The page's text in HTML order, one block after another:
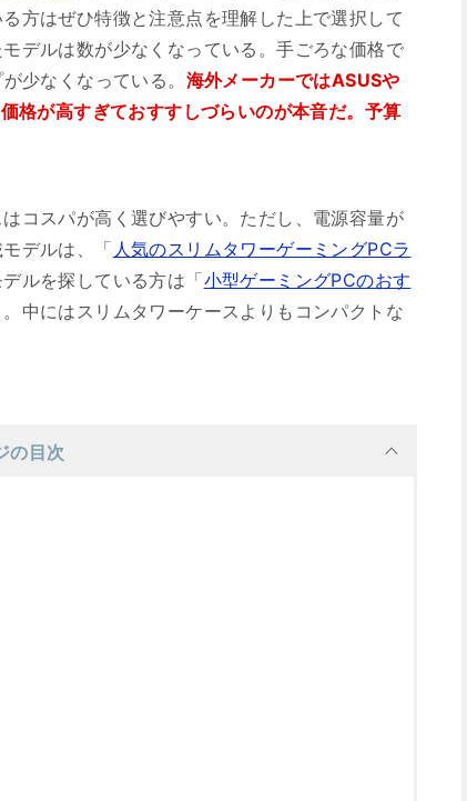
方はぜひ特徴と注意点を理解した上で選択して
デルは数が少なくなっている。手ごろな価格で
少なくなっている。 海外メーカーではASUSや
格が高すぎておすすしづらいのが本音だ。予算
コスパが高く選びやすい。ただし、電源容量が
デルは、「 人気のスリムタワーゲーミングPCラ
ルを探している方は「小型ゲーミングPCのおす
中にはスリムタワーケースよりもコンパクトな
の目次